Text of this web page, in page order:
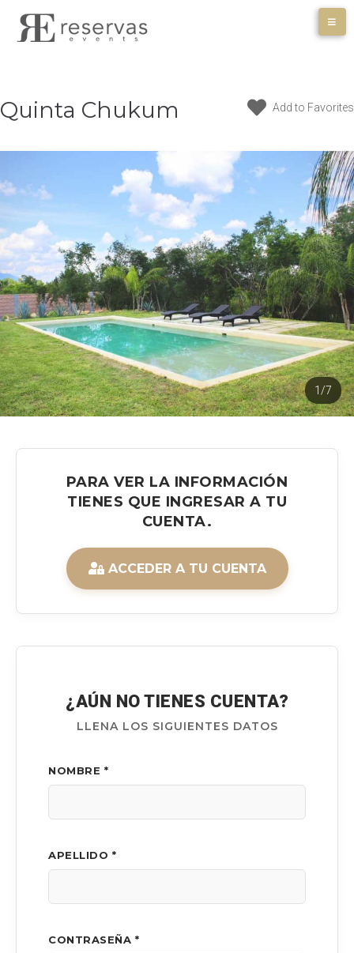
Quinta Chukum Add to Favorites
1/7
PARA VER LA INFORMACIÓN
TIENES QUE INGRESAR A TU
CUENTA.
ACCEDER A TU CUENTA
¿AÚN NO TIENES CUENTA?
LLENA LOS SIGUIENTES DATOS
NOMBRE *
APELLIDO *
CONTRASEÑA *